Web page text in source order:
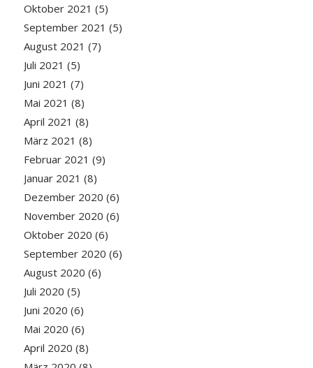
Oktober 2021 (5)
September 2021 (5)
August 2021 (7)
Juli 2021 (5)
Juni 2021 (7)
Mai 2021 (8)
April 2021 (8)
März 2021 (8)
Februar 2021 (9)
Januar 2021 (8)
Dezember 2020 (6)
November 2020 (6)
Oktober 2020 (6)
September 2020 (6)
August 2020 (6)
Juli 2020 (5)
Juni 2020 (6)
Mai 2020 (6)
April 2020 (8)